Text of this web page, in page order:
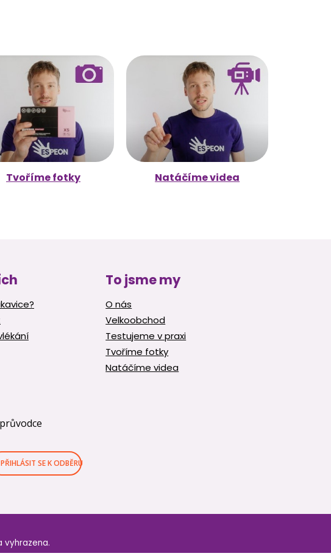
Tvoříme fotky Natáčíme videa
To jsme my
O nás
Velkoobchod
Testujeme v praxi
Tvoříme fotky
Natáčíme videa
PŘIHLÁSIT SE K ODBĚRU
vyhrazena.